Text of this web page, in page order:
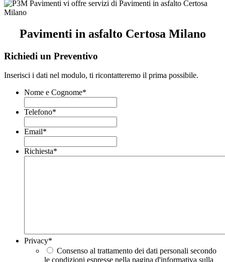
Pavimenti in asfalto Certosa Milano
Richiedi un Preventivo
Inserisci i dati nel modulo, ti ricontatteremo il prima possibile.
Nome e Cognome*
Telefono*
Email*
Richiesta*
Privacy*
Consenso al trattamento dei dati personali secondo
le condizioni espresse nella pagina d'informativa sulla